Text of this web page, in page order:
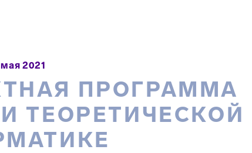
2021
ПРОГРАММА
ТЕОРЕТИЧЕСКОЙ